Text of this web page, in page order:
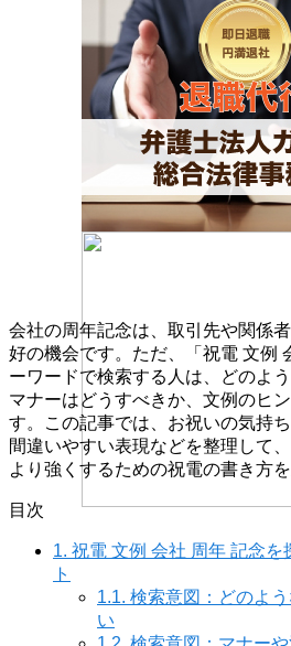
会社の周年記念は、取引先や関係
好の機会です。ただ、「祝電 文例
ーワードで検索する人は、どのよ
マナーはどうすべきか、文例のヒ
す。この記事では、お祝いの気持
間違いやすい表現などを整理して
より強くするための祝電の書き方
目次
1. 祝電 文例 会社 周年 記念
ト
1.1. 検索意図：どのよ
い